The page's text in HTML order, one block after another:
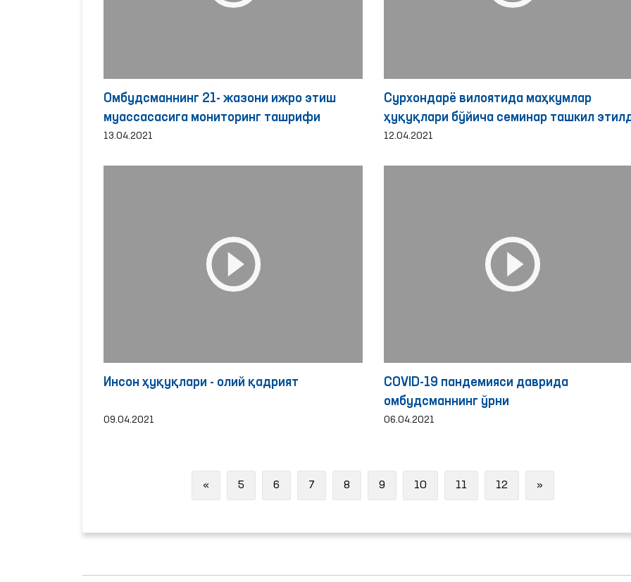
Омбудсманнинг 21- жазони ижро этиш
муассасасига мониторинг ташрифи
13.04.2021
Сурхондарё вилоятида маҳкумлар
ҳуқуқлари бўйича семинар ташкил
12.04.2021
Инсон ҳуқуқлари - олий қадрият
09.04.2021
COVID-19 пандемияси даврида
омбудсманнинг ўрни
06.04.2021
« Previous
5 6 7 8 9 10 11 12 »